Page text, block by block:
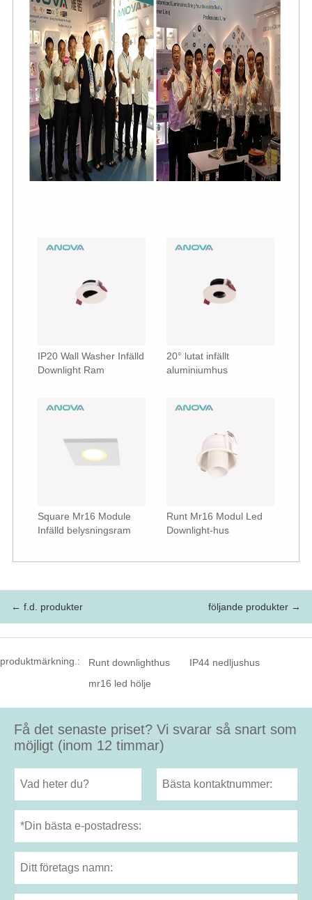
IP20 Wall Washer Infälld
Downlight Ram
20° lutat infällt
aluminiumhus
Square Mr16 Module
Infälld belysningsram
Runt Mr16 Modul Led
Downlight-hus
← f.d. produkter följande produkter →
produktmärkning.: Runt downlighthus
IP44 nedljushus
mr16 led hölje
Få det senaste priset? Vi svarar så snart som
möjligt (inom 12 timmar)